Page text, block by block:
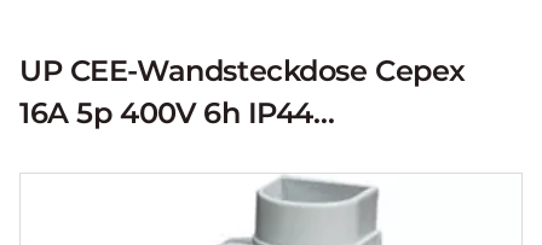
UP CEE-Wandsteckdose Cepex
16A 5p 400V 6h IP44